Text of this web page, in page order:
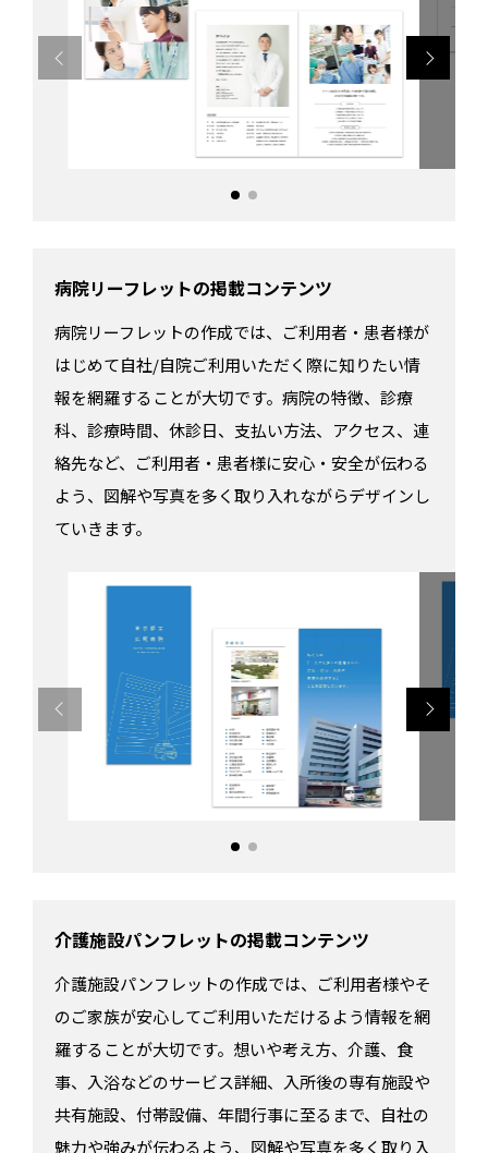
病院リーフレットの掲載コンテンツ
病院リーフレットの作成では、ご利用者・患者様が
はじめて自社/自院ご利用いただく際に知りたい情
報を網羅することが大切です。病院の特徴、診療
科、診療時間、休診日、支払い方法、アクセス、連
絡先など、ご利用者・患者様に安心・安全が伝わる
よう、図解や写真を多く取り入れながらデザインし
ていきます。
介護施設パンフレットの掲載コンテンツ
介護施設パンフレットの作成では、ご利用者様やそ
のご家族が安心してご利用いただけるよう情報を網
羅することが大切です。想いや考え方、介護、食
事、入浴などのサービス詳細、入所後の専有施設や
共有施設、付帯設備、年間行事に至るまで、自社の
魅力や強みが伝わるよう、図解や写真を多く取り入